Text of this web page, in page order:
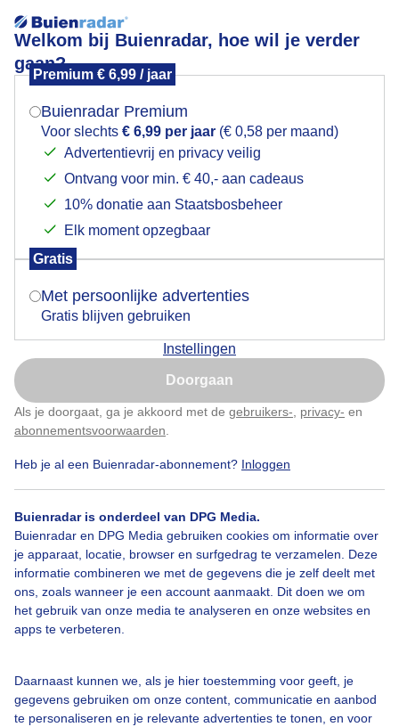
Welkom bij Buienradar, hoe wil je verder
gaan?
Premium € 6,99 / jaar
Buienradar Premium
Voor slechts € 6,99 per jaar (€ 0,58 per maand)
Advertentievrij en privacy veilig
Ontvang voor min. € 40,- aan cadeaus
10% donatie aan Staatsbosbeheer
Elk moment opzegbaar
Gratis
Met persoonlijke advertenties
Gratis blijven gebruiken
Instellingen
Doorgaan
Als je doorgaat, ga je akkoord met de gebruikers- privacy- en
abonnementsvoorwaarden
Heb je al een Buienradar-abonnement? Inloggen
Buienradar is onderdeel van DPG Media.
Buienradar en DPG Media gebruiken cookies om informatie over
je apparaat, locatie, browser en surfgedrag te verzamelen. Deze
informatie combineren we met de gegevens die je zelf deelt met
ons, zoals wanneer je een account aanmaakt. Dit doen we om
het gebruik van onze media te analyseren en onze websites en
apps te verbeteren.
Daarnaast kunnen we, als je hier toestemming voor geeft, je
gegevens gebruiken om onze content, communicatie en aanbod
te personaliseren en je relevante advertenties te tonen, en voor
Winter
Winter
Door: Wim van de Bovenkamp Gemaakt: 10-01-2026, 34x bekeken
Bekijk slideshow
Een moment geduld aub...
Mogen we je locatie gebruiken voor het
Indien je hier nog geen akkoord op hebt gegeven,
verschijnt er zo een pop-up uit je browser waarin
Is goed, toon de popup
Nu niet, misschien later
Klik hierom dit aan te passen